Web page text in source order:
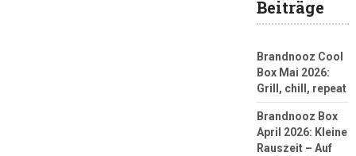
Beiträge
Brandnooz Cool
Box Mai 2026:
Grill, chill, repeat
Brandnooz Box
April 2026: Kleine
Rauszeit – Auf